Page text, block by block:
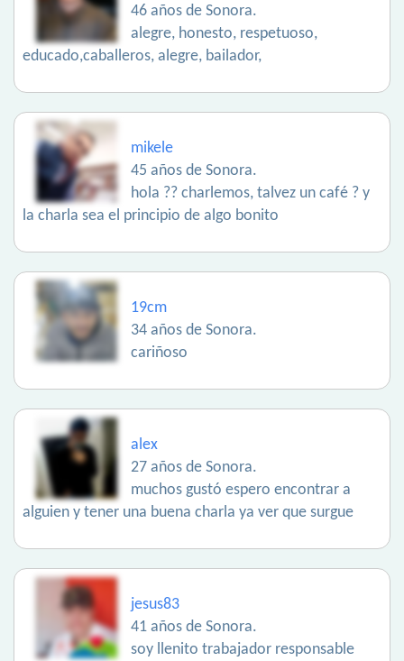
46 años de Sonora.
alegre, honesto, respetuoso,
educado,caballeros, alegre, bailador,
mikele
45 años de Sonora.
hola ?? charlemos, talvez un café ? y
la charla sea el principio de algo bonito
19cm
34 años de Sonora.
cariñoso
alex
27 años de Sonora.
muchos gustó espero encontrar a
alguien y tener una buena charla ya ver que surgue
jesus83
41 años de Sonora.
soy llenito trabajador responsable